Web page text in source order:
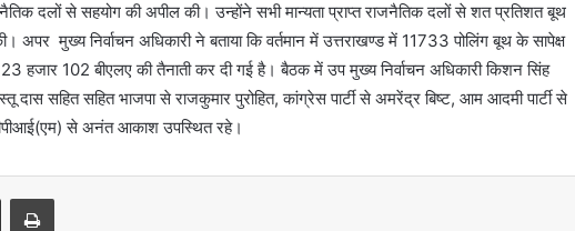
दलों से सहयोग की अपील की। उन्होंने सभी मान्यता प्राप्त राजनैतिक दलों से शत प्रतिशत बूथ
मुख्य निर्वाचन अधिकारी ने बताया कि वर्तमान में उत्तराखण्ड में 11733 पोलिंग बूथ के सापेक्ष
23 हजार 102 बीएलए की तैनाती कर दी गई है। बैठक में उप मुख्य निर्वाचन अधिकारी किशन सिंह
दास सहित सहित भाजपा से राजकुमार पुरोहित, कांग्रेस पार्टी से अमरेंद्र बिष्ट, आम आदमी पार्टी से
से अनंत आकाश उपस्थित रहे।